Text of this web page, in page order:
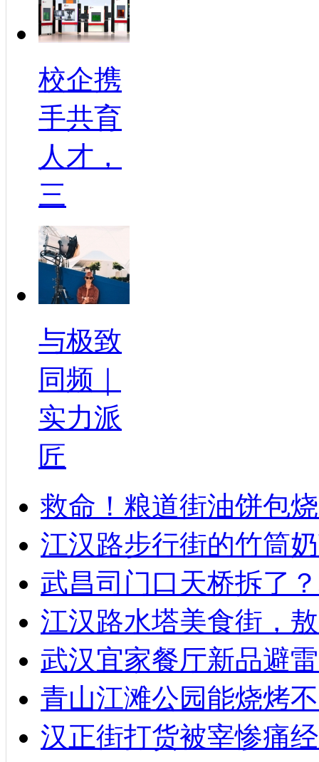
校企携
手共育
人才，
三
与极致
同频｜
实力派
匠
救命！粮道街油饼包
江汉路步行街的竹筒
武昌司门口天桥拆了
江汉路水塔美食街，
武汉宜家餐厅新品避
青山江滩公园能烧烤
汉正街打货被宰惨痛